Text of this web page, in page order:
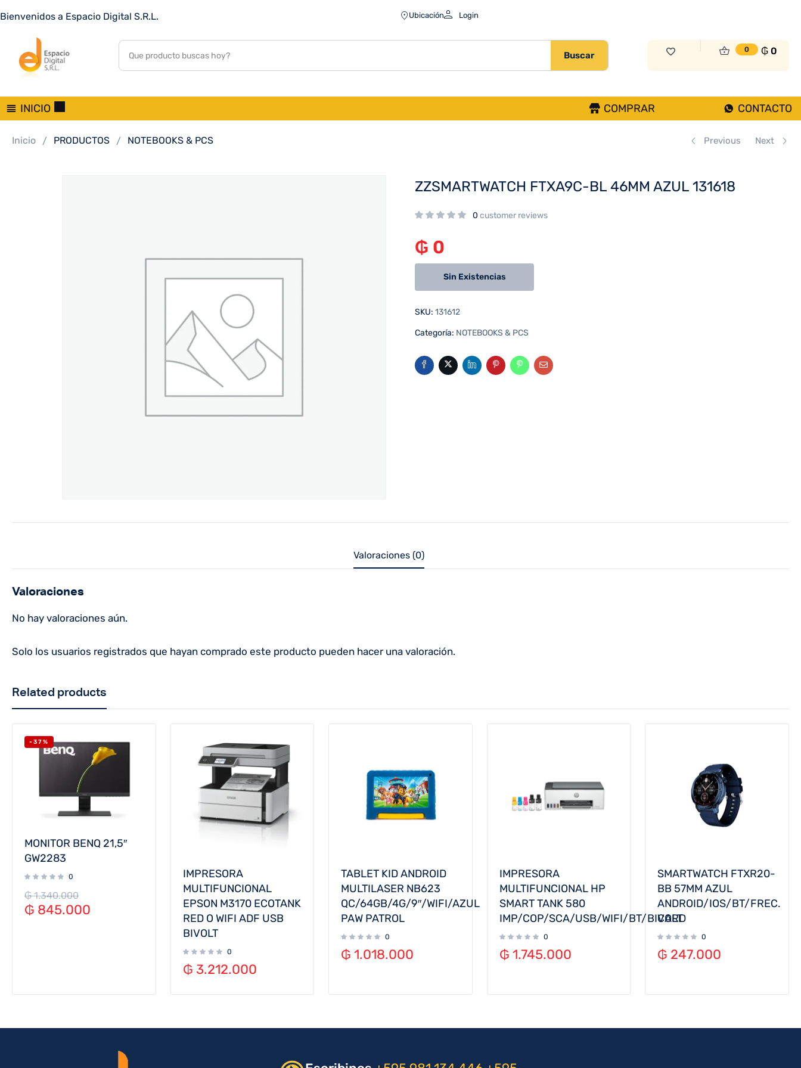
Bienvenidos a Espacio Digital S.R.L. Ubicación Login
Buscar
0 ₲0
INICIO CONTACTO
COMPRAR
Inicio PRODUCTOS NOTEBOOKS & PCS Previous Next
ZZSMARTWATCH FTXA9C-BL 46MM AZUL 131618
ZZSMARTWATCH FTXA9C-BL 46MM AZUL 131618
0 customer reviews
₲ 0
Sin Existencias
SKU: 131612
Categoría: NOTEBOOKS & PCS
Valoraciones (0)
Valoraciones
No hay valoraciones aún.
Solo los usuarios registrados que hayan comprado este producto pueden hacer una valoración.
Related products
-37%
MONITOR BENQ 21,5″
GW2283
0
₲1.340.000
₲ 845.000
IMPRESORA
MULTIFUNCIONAL
EPSON M3170 ECOTANK
RED O WIFI ADF USB
BIVOLT
0
₲ 3.212.000
TABLET KID ANDROID
MULTILASER NB623
QC/64GB/4G/9″/WIFI/AZUL
PAW PATROL
0
₲ 1.018.000
IMPRESORA
MULTIFUNCIONAL HP
SMART TANK 580
IMP/COP/SCA/USB/WIFI/BT/BIVOLT
0
₲ 1.745.000
SMARTWATCH FTXR20-
BB 57MM AZUL
ANDROID/IOS/BT/FREC.
CARD
0
₲ 247.000